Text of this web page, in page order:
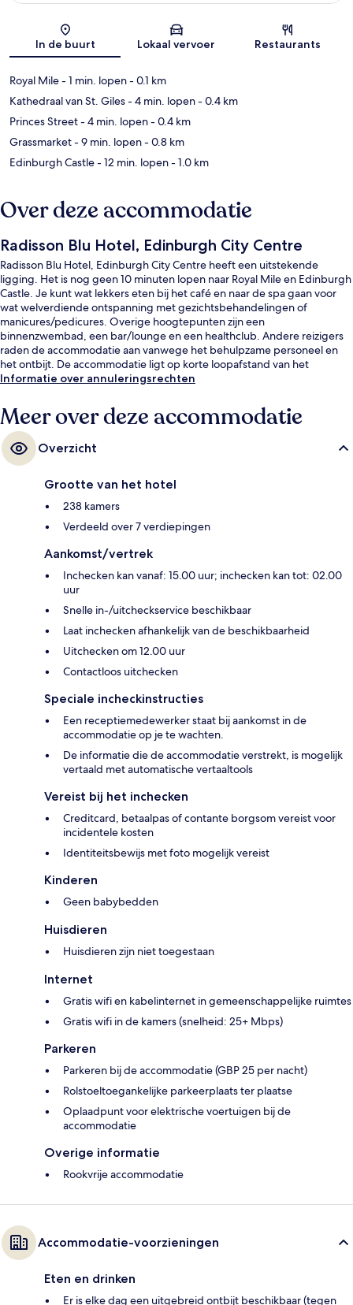
Kaart
In de buurt Lokaal vervoer Restaurants
Royal Mile- 1 min. lopen- 0.1 km
Kathedraal van St. Giles- 4 min. lopen- 0.4 km
Princes Street- 4 min. lopen- 0.4 km
Grassmarket- 9 min. lopen- 0.8 km
Edinburgh Castle- 12 min. lopen- 1.0 km
Over deze accommodatie
Radisson Blu Hotel, Edinburgh City Centre
Radisson Blu Hotel, Edinburgh City Centre heeft een uitstekende
ligging. Het is nog geen 10 minuten lopen naar Royal Mile en Edinburgh
Castle. Je kunt wat lekkers eten bij het café en naar de spa gaan voor
wat welverdiende ontspanning met gezichtsbehandelingen of
manicures/pedicures. Overige hoogtepunten zijn een
binnenzwembad, een bar/lounge en een healthclub. Andere reizigers
raden de accommodatie aan vanwege het behulpzame personeel en
het ontbijt. De accommodatie ligt op korte loopafstand van het
openbaar vervoer: het is 9 minuten lopen naar St Andrew Square
Informatie over annuleringsrechten
Meer over deze accommodatie
Overzicht
Grootte van het hotel
238 kamers
Verdeeld over 7 verdiepingen
Aankomst/vertrek
Inchecken kan vanaf: 15.00 uur; inchecken kan tot: 02.00
uur
Snelle in-/uitcheckservice beschikbaar
Laat inchecken afhankelijk van de beschikbaarheid
Uitchecken om 12.00 uur
Contactloos uitchecken
Speciale incheckinstructies
Een receptiemedewerker staat bij aankomst in de
accommodatie op je te wachten.
De informatie die de accommodatie verstrekt, is mogelijk
vertaald met automatische vertaaltools
Vereist bij het inchecken
Creditcard, betaalpas of contante borgsom vereist voor
incidentele kosten
Identiteitsbewijs met foto mogelijk vereist
Kinderen
Geen babybedden
Huisdieren
Huisdieren zijn niet toegestaan
Internet
Gratis wifi en kabelinternet in gemeenschappelijke ruimtes
Gratis wifi in de kamers (snelheid: 25+ Mbps)
Parkeren
Parkeren bij de accommodatie (GBP 25 per nacht)
Rolstoeltoegankelijke parkeerplaats ter plaatse
Oplaadpunt voor elektrische voertuigen bij de
accommodatie
Overige informatie
Rookvrije accommodatie
Accommodatie-voorzieningen
Eten en drinken
Er is elke dag een uitgebreid ontbijt beschikbaar (tegen